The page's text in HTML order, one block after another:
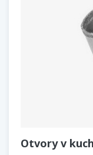
Otvory v